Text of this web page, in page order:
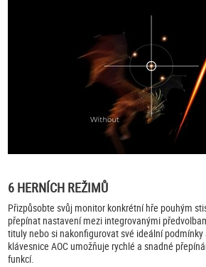
6 HERNÍCH REŽIMŮ
Přizpůsobte svůj monitor konkrétní hře pouhým
přepínat nastavení mezi integrovanými
tituly nebo si nakonfigurovat své ideální
klávesnice AOC umožňuje rychlé a snadné
funkcí.